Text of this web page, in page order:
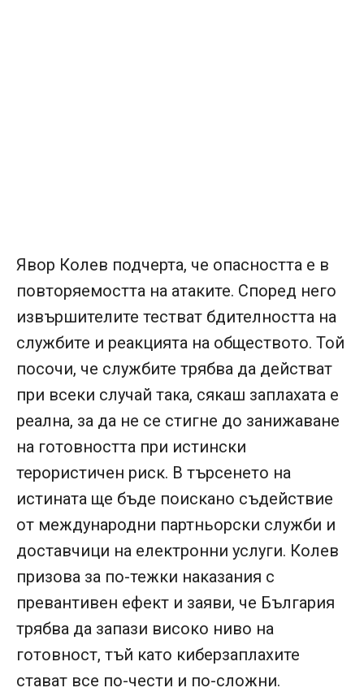
Явор Колев подчерта, че опасността е в
повторяемостта на атаките. Според него
извършителите тестват бдителността на
службите и реакцията на обществото. Той
посочи, че службите трябва да действат
при всеки случай така, сякаш заплахата е
реална, за да не се стигне до занижаване
на готовността при истински
терористичен риск. В търсенето на
истината ще бъде поискано съдействие
от международни партньорски служби и
доставчици на електронни услуги. Колев
призова за по-тежки наказания с
превантивен ефект и заяви, че България
трябва да запази високо ниво на
готовност, тъй като киберзаплахите
стават все по-чести и по-сложни.